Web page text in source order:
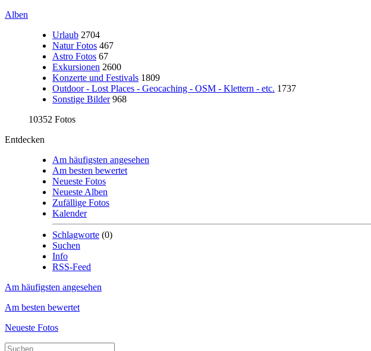
Alben
Urlaub 2704
Natur Fotos 467
Astro Fotos 67
Exkursionen 2600
Konzerte und Festivals 1809
Outdoor - Lost Places - Geocaching - OSM - Klettern - etc. 1737
Sonstige Bilder 968
10352 Fotos
Entdecken
Am häufigsten angesehen
Am besten bewertet
Neueste Fotos
Neueste Alben
Zufällige Fotos
Kalender
Schlagworte (0)
Suchen
Info
RSS-Feed
Am häufigsten angesehen
Am besten bewertet
Neueste Fotos